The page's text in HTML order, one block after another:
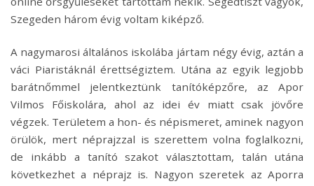
Szegeden három évig voltam kiképző.
A nagymarosi általános iskolába jártam négy évig, aztán a
váci Piaristáknál érettségiztem. Utána az egyik legjobb
barátnőmmel jelentkeztünk tanítóképzőre, az Apor
Vilmos Főiskolára, ahol az idei év miatt csak jövőre
végzek. Területem a hon- és népismeret, aminek nagyon
örülök, mert néprajzzal is szerettem volna foglalkozni,
de inkább a tanító szakot választottam, talán utána
következhet a néprajz is. Nagyon szeretek az Aporra